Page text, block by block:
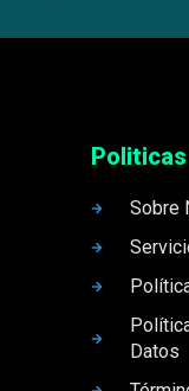
Politicas
Sobre
Datos